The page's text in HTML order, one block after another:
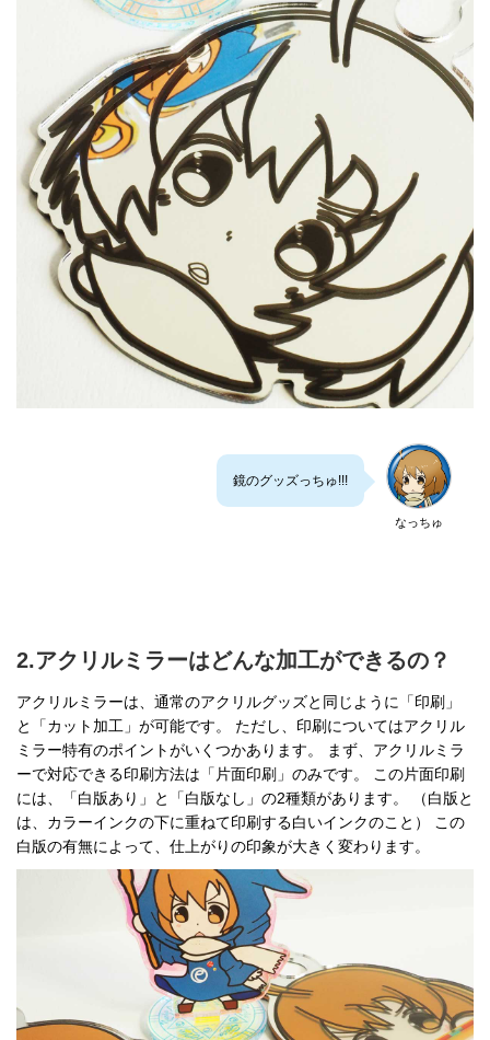
なっちゅ
鏡のグッズっちゅ!!!
2.アクリルミラーはどんな加工ができるの？
アクリルミラーは、通常のアクリルグッズと同じように「印刷」
と「カット加工」が可能です。 ただし、印刷についてはアクリル
ミラー特有のポイントがいくつかあります。 まず、アクリルミラ
ーで対応できる印刷方法は「片面印刷」のみです。 この片面印刷
には、「白版あり」と「白版なし」の2種類があります。 （白版と
は、カラーインクの下に重ねて印刷する白いインクのこと） この
白版の有無によって、仕上がりの印象が大きく変わります。